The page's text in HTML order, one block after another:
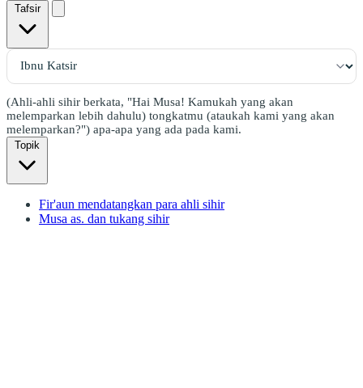
Tafsir
(Ahli-ahli sihir berkata, "Hai Musa! Kamukah yang akan
melemparkan lebih dahulu) tongkatmu (ataukah kami yang akan
melemparkan?") apa-apa yang ada pada kami.
Topik
Fir'aun mendatangkan para ahli sihir
Musa as. dan tukang sihir